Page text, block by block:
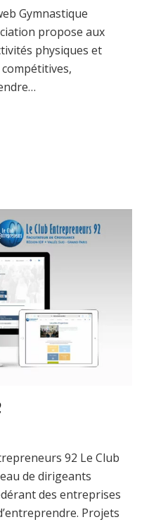
Gymnastique
propose aux
physiques et
92 Le Club
de dirigeants
des entreprises
Projets